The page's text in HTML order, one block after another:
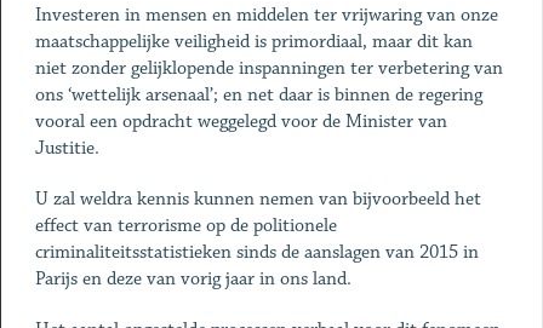
Investeren in mensen en middelen ter vrijwaring van onze
maatschappelijke veiligheid is primordiaal, maar dit kan
niet zonder gelijklopende inspanningen ter verbetering van
ons ‘wettelijk arsenaal’; en net daar is binnen de regering
vooral een opdracht weggelegd voor de Minister van
Justitie.
U zal weldra kennis kunnen nemen van bijvoorbeeld het
effect van terrorisme op de politionele
criminaliteitsstatistieken sinds de aanslagen van 2015 in
Parijs en deze van vorig jaar in ons land.